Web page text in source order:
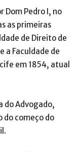
Dom Pedro I, no
as primeiras
de Direito de
a Faculdade de
em 1854, atual
do Advogado,
do começo do